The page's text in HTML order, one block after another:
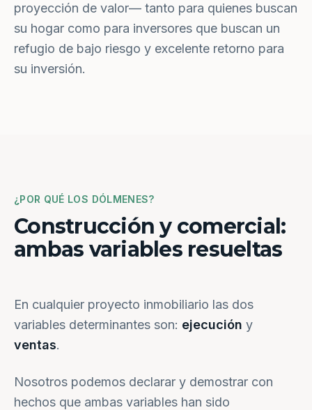
proyección de valor— tanto para quienes buscan
su hogar como para inversores que buscan un
refugio de bajo riesgo y excelente retorno para
su inversión.
¿POR QUÉ LOS DÓLMENES?
Construcción y comercial:
ambas variables resueltas
En cualquier proyecto inmobiliario las dos
variables determinantes son: ejecución y
ventas.
Nosotros podemos declarar y demostrar con
hechos que ambas variables han sido